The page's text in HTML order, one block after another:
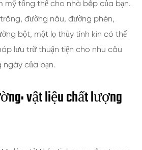
mỹ tổng thể cho nhà bếp của bạn.
đường nâu, đường phèn,
bột, một lọ thủy tinh kín có thể
lưu trữ thuận tiện cho nhu cầu
ngày của bạn.
vật liệu chất lượng